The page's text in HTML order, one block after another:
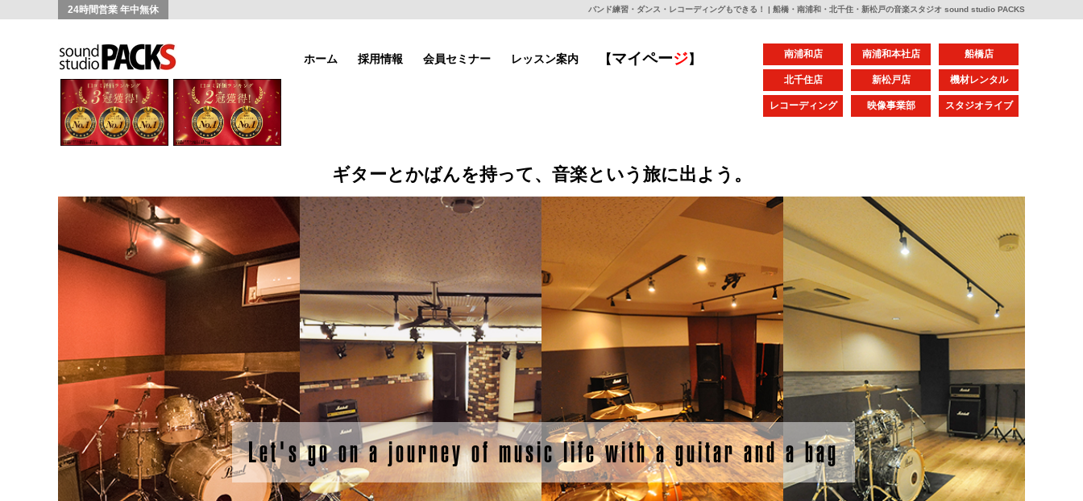
バンド練習・ダンス・レコーディングもできる！ | 船橋・南浦和・北千住・新松戸の音楽スタジオ sound studio PACKS
24時間営業 年中無休
ホーム 採用情報 会員セミナー レッスン案内 【マイページ】 南浦和店 南浦和本社店 船橋店
北千住店 新松戸店 機材レンタル
レコーディング 映像事業部 スタジオライブ
ギターとかばんを持って、音楽という旅に出よう。
Let's go on a journey of music life with a guitar and a bag